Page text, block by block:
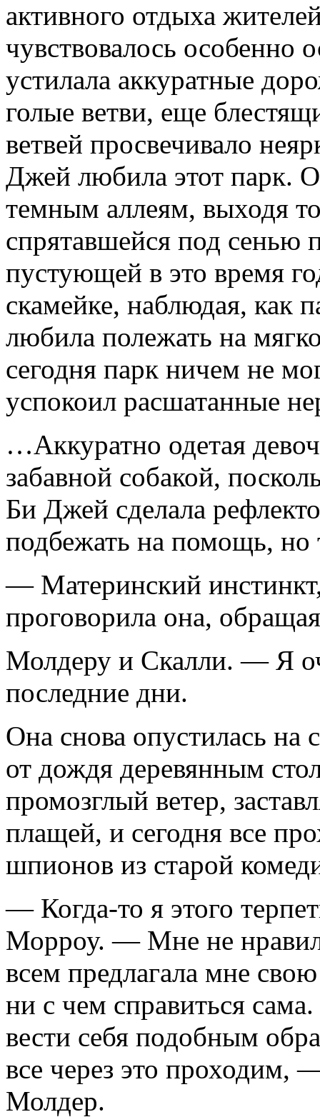
активного отдыха
чувствовалось осо­бенно
устилала аккуратные
голые ветви, еще
ветвей просвечивало
Джей любила этот парк.
темным аллеям, выходя
спрятав­шейся под сенью
пустующей в это время
скамейке, наблюдая, как
любила полежать на
сегодня парк ничем не
успокоил расшатанные
…Аккуратно одетая
забавной собакой,
Би Джей сделала
подбежать на помощь, но
— Материнский
проговорила она,
Молдеру и Скалли. — Я
последние дни.
Она снова опустилась
от дождя деревянным
промозглый ветер,
плащей, и се­годня все
шпионов из старой
— Когда-то я этого
Морроу. — Мне не
всем предлагала мне
ни с чем спра­виться
вести себя подобным
все через это прохо­дим,
Молдер.